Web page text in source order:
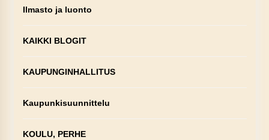
Ilmasto ja luonto
KAIKKI BLOGIT
KAUPUNGINHALLITUS
Kaupunkisuunnittelu
KOULU, PERHE